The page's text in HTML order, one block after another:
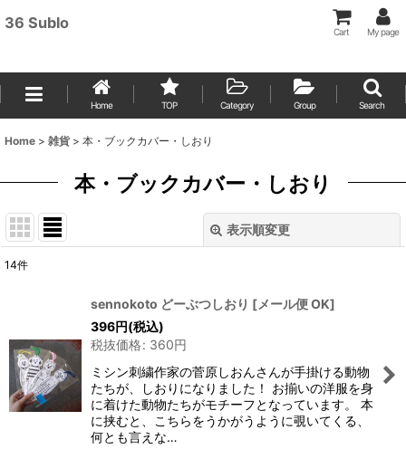
36 Sublo
Cart My page
Home TOP Category Group Search
Home > 雑貨 > 本・ブックカバー・しおり
本・ブックカバー・しおり
表示順変更
絞り込む
14件
sennokoto どーぶつしおり [メール便 OK]
396円(税込)
税抜価格: 360円
ミシン刺繍作家の菅原しおんさんが手掛ける動物
たちが、しおりになりました！ お揃いの洋服を身
に着けた動物たちがモチーフとなっています。 本
に挟むと、こちらをうかがうように覗いてくる、
何とも言えな…